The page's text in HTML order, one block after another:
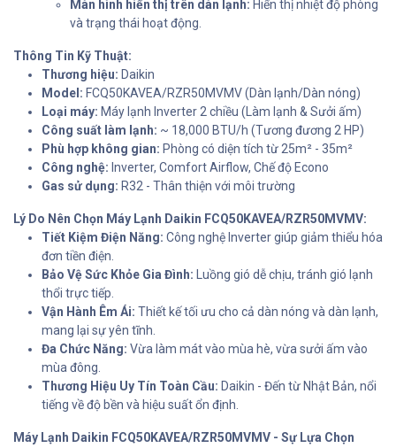
Màn hình hiển thị trên dàn lạnh: Hiển thị nhiệt độ phòng
và trạng thái hoạt động.
Thông Tin Kỹ Thuật:
Thương hiệu: Daikin
Model: FCQ50KAVEA/RZR50MVMV (Dàn lạnh/Dàn nóng)
Loại máy: Máy lạnh Inverter 2 chiều (Làm lạnh & Sưởi ấm)
Công suất làm lạnh: ~ 18,000 BTU/h (Tương đương 2 HP)
Phù hợp không gian: Phòng có diện tích từ 25m² - 35m²
Công nghệ: Inverter, Comfort Airflow, Chế độ Econo
Gas sử dụng: R32 - Thân thiện với môi trường
Lý Do Nên Chọn Máy Lạnh Daikin FCQ50KAVEA/RZR50MVMV:
Tiết Kiệm Điện Năng: Công nghệ Inverter giúp giảm thiểu hóa
đơn tiền điện.
Bảo Vệ Sức Khỏe Gia Đình: Luồng gió dễ chịu, tránh gió lạnh
thổi trực tiếp.
Vận Hành Êm Ái: Thiết kế tối ưu cho cả dàn nóng và dàn lạnh,
mang lại sự yên tĩnh.
Đa Chức Năng: Vừa làm mát vào mùa hè, vừa sưởi ấm vào
mùa đông.
Thương Hiệu Uy Tín Toàn Cầu: Daikin - Đến từ Nhật Bản, nổi
tiếng về độ bền và hiệu suất ổn định.
Máy Lạnh Daikin FCQ50KAVEA/RZR50MVMV - Sự Lựa Chọn